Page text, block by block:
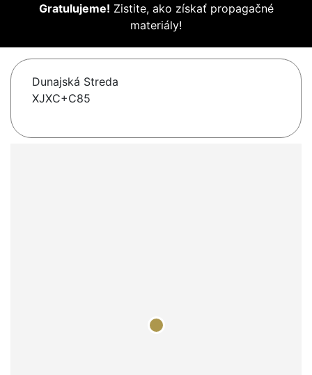
Gratulujeme! Zistite, ako získať propagačné
materiály!
Dunajská Streda
XJXC+C85